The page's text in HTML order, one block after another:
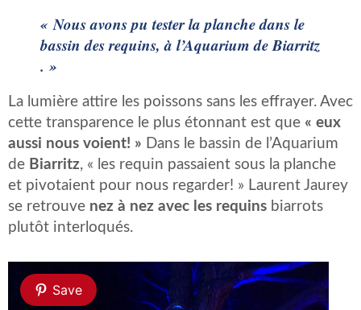
« Nous avons pu tester la planche dans le
bassin des requins, à l’Aquarium de Biarritz
. »
La lumière attire les poissons sans les effrayer. Avec
cette transparence le plus étonnant est que « eux
aussi nous voient! » Dans le bassin de l’Aquarium
de Biarritz, « les requin passaient sous la planche
et pivotaient pour nous regarder! » Laurent Jaurey
se retrouve nez à nez avec les requins biarrots
plutôt interloqués.
Save